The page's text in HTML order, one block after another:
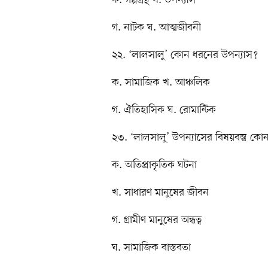
গ. নাটক ঘ. আত্মজীবনী
২২. ‘লালসালু’ কোন ধরনের উপন্যাস?
ক. সামাজিক খ. আঞ্চলিক
গ. ঐতিহাসিক ঘ. রোমান্টিক
২৩. ‘লালসালু’ উপন্যাসের বিষয়বস্তু
ক. অতিপ্রাকৃতিক ঘটনা
খ. সাধারণ মানুষের জীবন
গ. গ্রামীণ মানুষের অন্ধত্ব
ঘ. সামাজিক বাস্তবতা